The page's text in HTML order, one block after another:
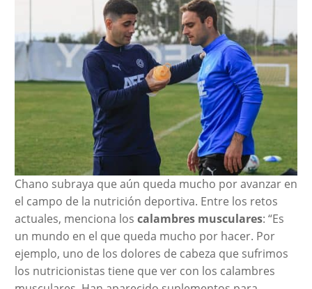
Chano subraya que aún queda mucho por avanzar en
el campo de la nutrición deportiva. Entre los retos
actuales, menciona los calambres musculares: “Es
un mundo en el que queda mucho por hacer. Por
ejemplo, uno de los dolores de cabeza que sufrimos
los nutricionistas tiene que ver con los calambres